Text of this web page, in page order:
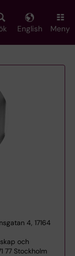
English Meny
4, 17164
och
77 Stockholm